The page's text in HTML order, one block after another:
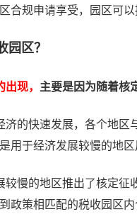
合规申请享受，园区可以
园区？
现， 主要是因为随着核
济的快速发展，各个地
用于经济发展较慢的地
较慢的地区推出了核定征
政策相匹配的税收园区内